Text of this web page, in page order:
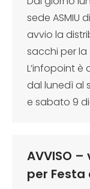
sede ASMIU
avvio la
sacchi per la
L’infopoint è
dal lunedì al
e sabato 9
AVVISO
per Festa